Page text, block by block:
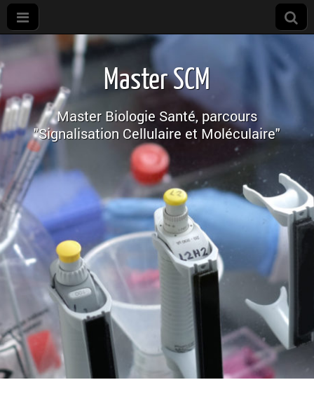
M2R
SCM
Master SCM
Master Biologie Santé, parcours
"Signalisation Cellulaire et Moléculaire"